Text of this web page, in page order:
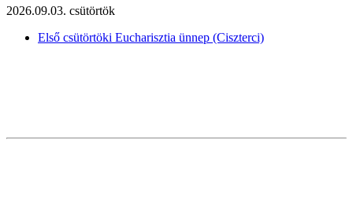
2026.09.03. csütörtök
Első csütörtöki Eucharisztia ünnep (Ciszterci)